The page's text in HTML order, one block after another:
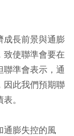
成長前景與通膨
致使聯準會要在
聯準會表示，通
因此我們預期聯
。
通膨失控的風